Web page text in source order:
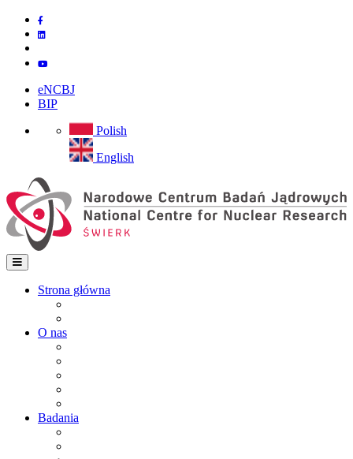
Przejdź
treści
eNCBJ
BIP
Polish
English
navigation
Strona główna
O nas
Badania